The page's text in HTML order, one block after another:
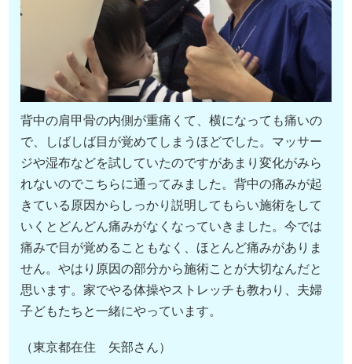
背中の肩甲骨の内側が重痛くて、横になっても痛いの
で、しばしば目が覚めてしまうほどでした。マッサー
ジや湿布などを試していたのですがあまり変化がみら
れないのでこちらに通ってみました。背中の痛みが起
きている原因からしっかり説明してもらい施術をして
いくとどんどん痛みがなくなっていきました。今では
痛みで目が覚めることもなく、ほとんど痛みがありま
せん。やはり原因の部分から施術ことが大切なんだと
思います。家でやる体操やストレッチも教わり、夫婦
子どもたちと一緒にやっています。
（東京都在住 矢部さん）